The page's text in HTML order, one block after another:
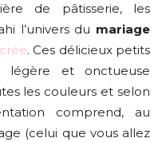
de pâtisserie, les
l’univers du mariage
. Ces délicieux petits
légère et onctueuse
les couleurs et selon
comprend, au
(celui que vous allez